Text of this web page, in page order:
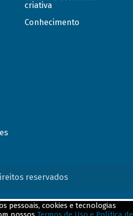
criativa
Conhecimento
reservados
pessoais, cookies e tecnologias